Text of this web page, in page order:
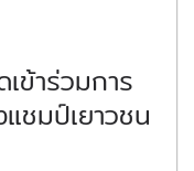
ข้าร่วมการ
ชมป์เยาวชน